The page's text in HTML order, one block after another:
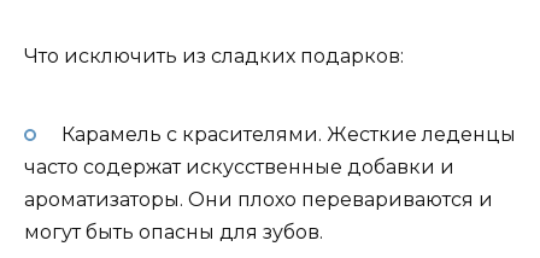
Что исключить из сладких подарков:
Карамель с красителями. Жесткие леденцы
часто содержат искусственные добавки и
ароматизаторы. Они плохо перевариваются и
могут быть опасны для зубов.